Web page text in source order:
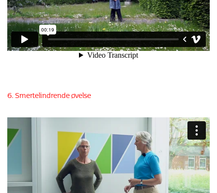
6. Smertelindrende øvelse